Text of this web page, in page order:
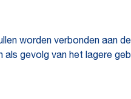
worden verbonden aan
gevolg van het lagere